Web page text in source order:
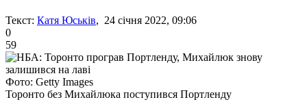
Текст: Катя Юськів, 24 січня 2022, 09:06
0
59
Фото: Getty Images
Торонто без Михайлюка поступився Портленду